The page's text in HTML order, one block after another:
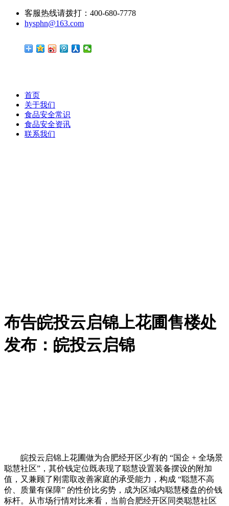
客服热线请拨打：400-680-7778
hysphn@163.com
首页
关于我们
食品安全常识
食品安全资讯
联系我们
布告皖投云启锦上花圃售楼处
发布：皖投云启锦
皖投云启锦上花圃做为合肥经开区少有的 “国企 + 全场景
聪慧社区”，其价钱定位既表现了聪慧设置装备摆设的附加
值，又兼顾了刚需取改善家庭的承受能力，构成 “聪慧不高
价、质量有保障” 的性价比劣势，成为区域内聪慧楼盘的价钱
标杆。从市场行情对比来看，当前合肥经开区同类聪慧社区